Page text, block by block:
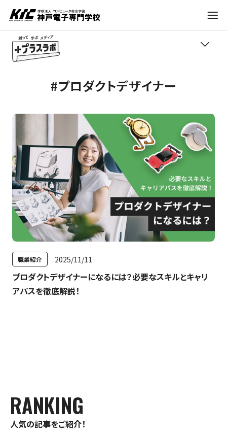
就職・資格
入試情報
神戸電子について
最新のお知らせ
+プラスラボ
神戸電子をもっと知る
資料請求は
こちら
学びの紹介
職業紹介
トレンド
進路アドバイス
特集
神戸電子専門学校サイト
#プロダクトデザイナー
職業紹介 2025/11/11
プロダクトデザイナーになるには？必要なスキルとキャリ
アパスを徹底解説！
RANKING
人気の記事をご紹介！